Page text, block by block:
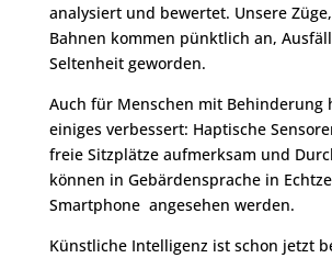
analysiert und bewertet. Unsere
Bahnen kommen pünktlich an,
Seltenheit geworden.
Auch für Menschen mit Behinderung
einiges verbessert: Haptische
freie Sitzplätze aufmerksam und
können in Gebärdensprache in
Smartphone angesehen werden.
Künstliche Intelligenz ist schon jetzt